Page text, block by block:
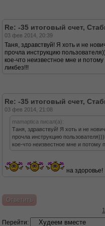
Re: -35 итоговый счет,
03 фев 2014, 20:39
Таня, здравствуй! Я хоть и не
прочла инструкцию
кое-что неизвестное мне и
ликбез!!!
Re: -35 итоговый счет,
03 фев 2014, 21:08
mamaptica писал(а):
Таня, здравствуй! Я хоть и не
прочла инструкцию
кое-что неизвестное мне и потому
на здоровье!
Ответить
1
Перейти: